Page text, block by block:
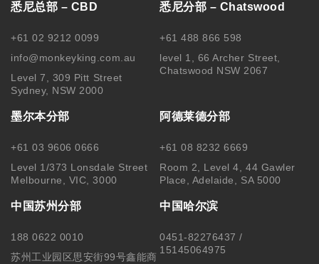
悉尼总部 – CBD
+61 02 9212 0099
info@monkeyking.com.au
Level 7, 309 Pitt Street
Sydney, NSW 2000
悉尼分部 – Chatswood
+61 488 866 598
level 1, 66 Archer Street,
Chatswood NSW 2067
墨尔本分部
+61 03 9606 0666
Level 1/373 Lonsdale Street
Melbourne, VIC, 3000
阿德莱德分部
+61 08 8232 6669
Room 2, Level 4, 44 Gawler
Place, Adelaide, SA 5000
中国苏州分部
188 0622 0010
苏州工业园区思安街99号鑫能商
中国哈尔滨
0451-82276437 /
15145064975